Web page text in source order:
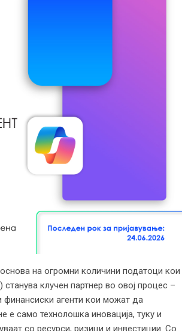
на огромни количини податоци кои
клучен партнер во овој процес –
финансиски агенти кои можат да
само технолошка иновација, туку и
со ресурси, ризици и инвестиции. Со